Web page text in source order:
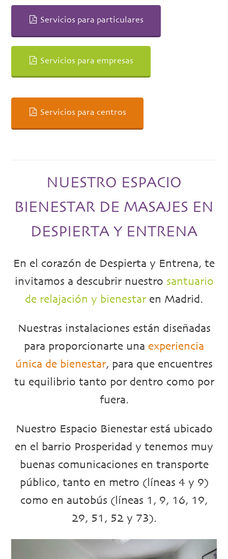
Servicios para particulares
Servicios para empresas
Servicios para centros
NUESTRO ESPACIO
BIENESTAR DE MASAJES EN
DESPIERTA Y ENTRENA
En el corazón de Despierta y Entrena, te
invitamos a descubrir nuestro santuario
de relajación y bienestaren Madrid.
Nuestras instalaciones están diseñadas
para proporcionarte una experiencia
única de bienestar, para que encuentres
tu equilibrio tanto por dentro como por
fuera.
Nuestro Espacio Bienestar está ubicado
en el barrio Prosperidad y tenemos muy
buenas comunicaciones en transporte
público, tanto en metro (líneas 4 y 9)
como en autobús (líneas 1, 9, 16, 19,
29, 51, 52 y 73).